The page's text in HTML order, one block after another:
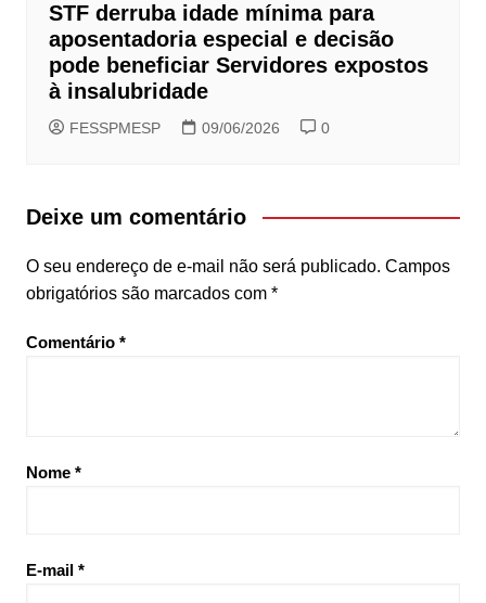
STF derruba idade mínima para
aposentadoria especial e decisão
pode beneficiar Servidores expostos
à insalubridade
FESSPMESP 09/06/2026 0
Deixe um comentário
O seu endereço de e-mail não será publicado. Campos
obrigatórios são marcados com *
Comentário *
Nome *
E-mail *